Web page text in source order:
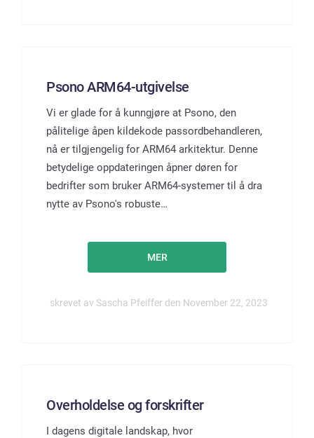
Psono ARM64-utgivelse
Vi er glade for å kunngjøre at Psono, den
pålitelige åpen kildekode passordbehandleren,
nå er tilgjengelig for ARM64 arkitektur. Denne
betydelige oppdateringen åpner døren for
bedrifter som bruker ARM64-systemer til å dra
nytte av Psono's robuste…
MER
skrevet av Sascha Pfeiffer den November 22, 2023
Overholdelse og forskrifter
I dagens digitale landskap, hvor